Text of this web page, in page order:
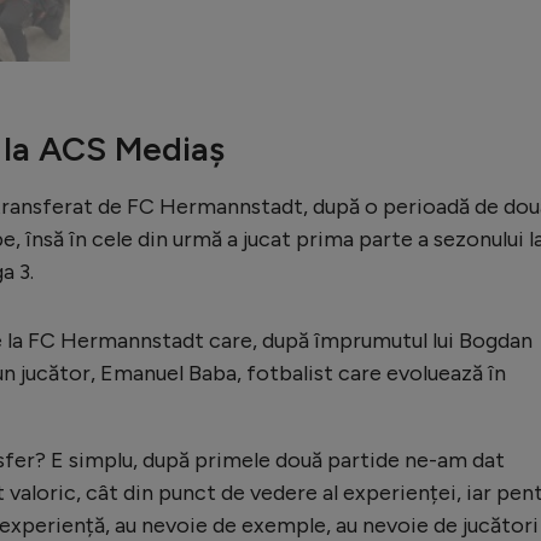
ACS Mediaș
de FC Hermannstadt, după o perioadă de
însă în cele din urmă a jucat prima parte a sezonului
3.
FC Hermannstadt care, după împrumutul lui Bogdan
jucător, Emanuel Baba, fotbalist care evoluează în
E simplu, după primele două partide ne-am dat
valoric, cât din punct de vedere al experienței, iar
au nevoie de exemple, au nevoie de jucători